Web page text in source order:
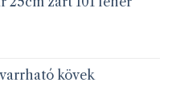
kövek